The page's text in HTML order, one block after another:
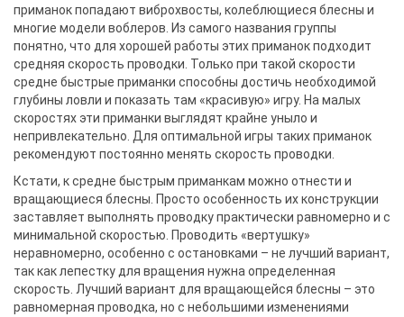
приманок попадают виброхвосты, колеблющиеся блесны и
многие модели воблеров. Из самого названия группы
понятно, что для хорошей работы этих приманок подходит
средняя скорость проводки. Только при такой скорости
средне быстрые приманки способны достичь необходимой
глубины ловли и показать там «красивую» игру. На малых
скоростях эти приманки выглядят крайне уныло и
непривлекательно. Для оптимальной игры таких приманок
рекомендуют постоянно менять скорость проводки.
Кстати, к средне быстрым приманкам можно отнести и
вращающиеся блесны. Просто особенность их конструкции
заставляет выполнять проводку практически равномерно и с
минимальной скоростью. Проводить «вертушку»
неравномерно, особенно с остановками – не лучший вариант,
так как лепестку для вращения нужна определенная
скорость. Лучший вариант для вращающейся блесны – это
равномерная проводка, но с небольшими изменениями